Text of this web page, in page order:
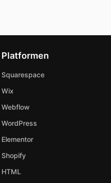
Platformen
Squarespace
Wix
Webflow
WordPress
Elementor
Shopify
HTML